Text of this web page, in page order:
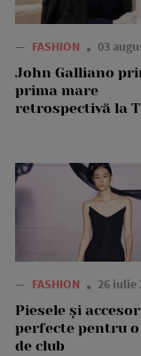
— FASHION 03
John Galliano
prima mare
retrospectivă la
— FASHION 26 iulie
Piesele și
perfecte pentru
de club